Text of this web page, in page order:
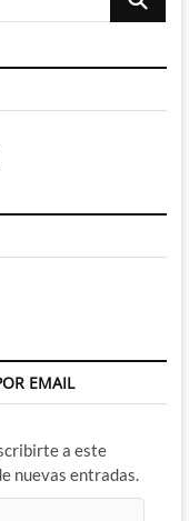
EMAIL
a este
nuevas entradas.